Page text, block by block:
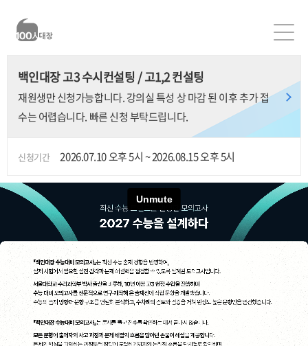
백인대장 고3 수시컨설팅 / 고1,2 컨설팅
재원생만 신청가능합니다. 강의실 특성 상 마감 된 이후 추가 접
수는 어렵습니다. 빠른 신청 부탁드립니다.
신청기간 2026.07.10 오후 5시 ~ 2026.08.15 오후 5시